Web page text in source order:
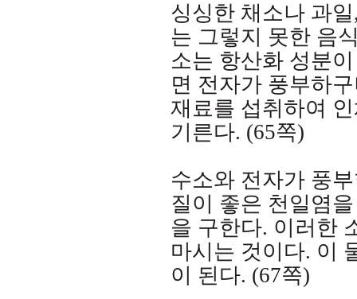
싱싱한 채소나 과일
는 그렇지 못한 음
소는 항산화 성분
면 전자가 풍부하
재료를 섭취하여
기른다. (65쪽)
수소와 전자가 풍
질이 좋은 천일염
을 구한다. 이러한
마시는 것이다. 이
이 된다. (67쪽)